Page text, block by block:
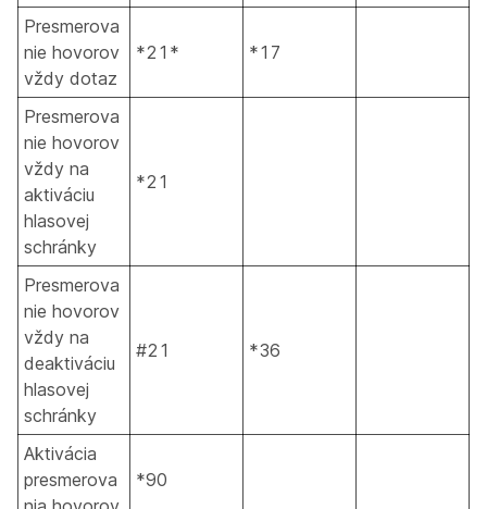
Presmerova
nie hovorov
vždy dotaz
*21* *17
Presmerova
nie hovorov
vždy na
aktiváciu
hlasovej
schránky
*21
Presmerova
nie hovorov
vždy na
deaktiváciu
hlasovej
schránky
#21 *36
Aktivácia
presmerova
*90